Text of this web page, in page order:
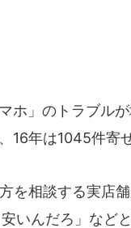
ホ」のトラブル
16年は1045件寄
を相談する実店
いんだろ」など